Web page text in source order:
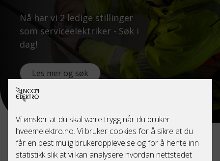
Nå har vi 2 ledige stillinger
som serviceelektriker - Søk i
dag!
Les mer og søk